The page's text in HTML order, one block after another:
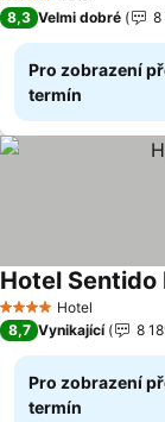
8,3 Velmi dobré 8
Pro zobrazení
termín
4 Počet hvězdiček
Hotel
Hotel Sentido
8,7 Vynikající 8
Pro zobrazení
termín